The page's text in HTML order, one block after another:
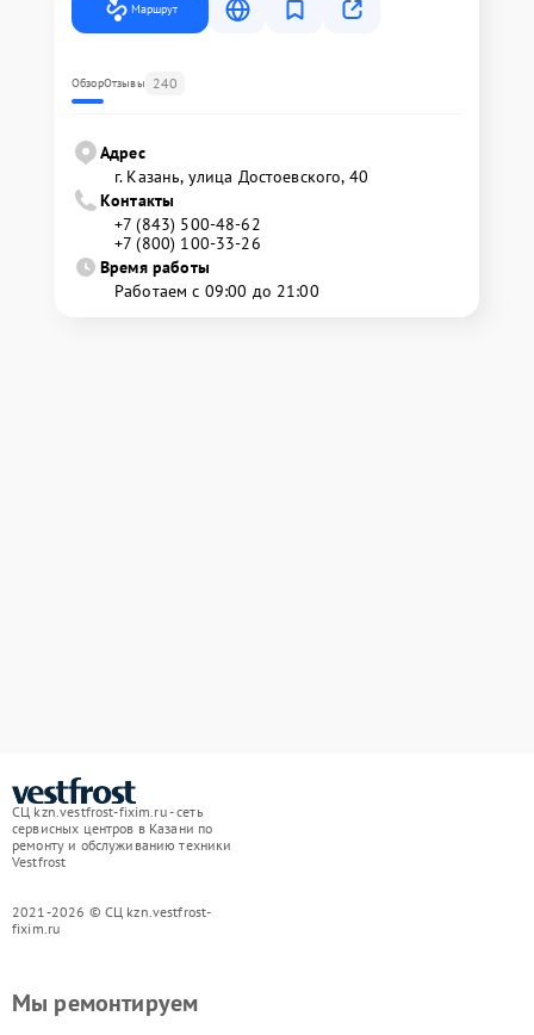
Маршрут
ОбзорОтзывы 240
Адрес
г. Казань, улица Достоевского, 40
Контакты
+7 (843) 500-48-62
+7 (800) 100-33-26
Время работы
Работаем с 09:00 до 21:00
СЦ kzn.vestfrost-fixim.ru - сеть
сервисных центров в Казани по
ремонту и обслуживанию техники
Vestfrost
2021-2026 © СЦ kzn.vestfrost-
fixim.ru
Мы ремонтируем